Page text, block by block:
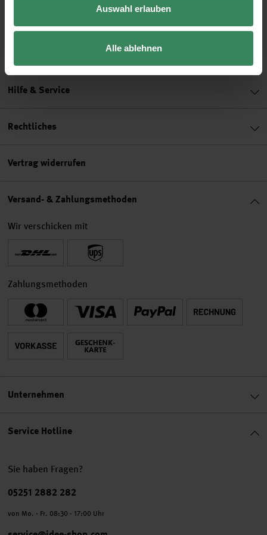
Auswahl erlauben
Alle ablehnen
Service Hotline
Sie haben Fragen?
Telefonnummer
05251 2882 282
von Mo. - Fr. 08:30 - 17:00 Uhr
Hilfe & Service
Rechtliches
Vertrag widerrufen
Versand- & Zahlungsmethoden
Wir verschicken mit
Zahlungsmethoden
Unternehmen